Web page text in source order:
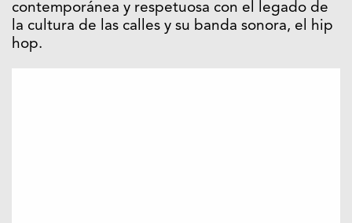
contemporánea y respetuosa con el legado de
la cultura de las calles y su banda sonora, el hip
hop.